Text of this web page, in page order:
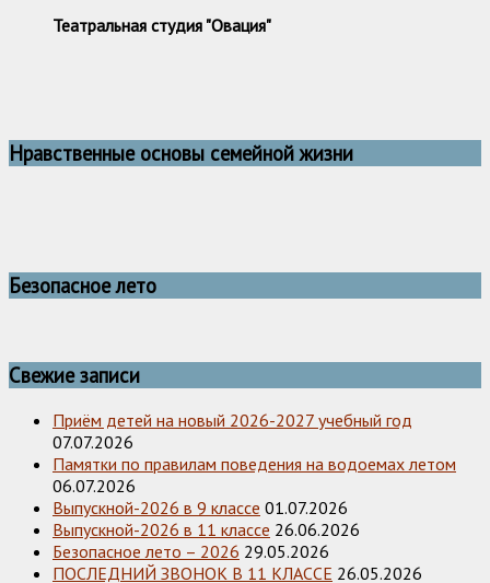
Театральная студия "Овация"
Нравственные основы семейной жизни
Безопасное лето
Свежие записи
Приём детей на новый 2026-2027 учебный год
07.07.2026
Памятки по правилам поведения на водоемах летом
06.07.2026
Выпускной-2026 в 9 классе 01.07.2026
Выпускной-2026 в 11 классе 26.06.2026
Безопасное лето – 2026 29.05.2026
ПОСЛЕДНИЙ ЗВОНОК В 11 КЛАССЕ 26.05.2026